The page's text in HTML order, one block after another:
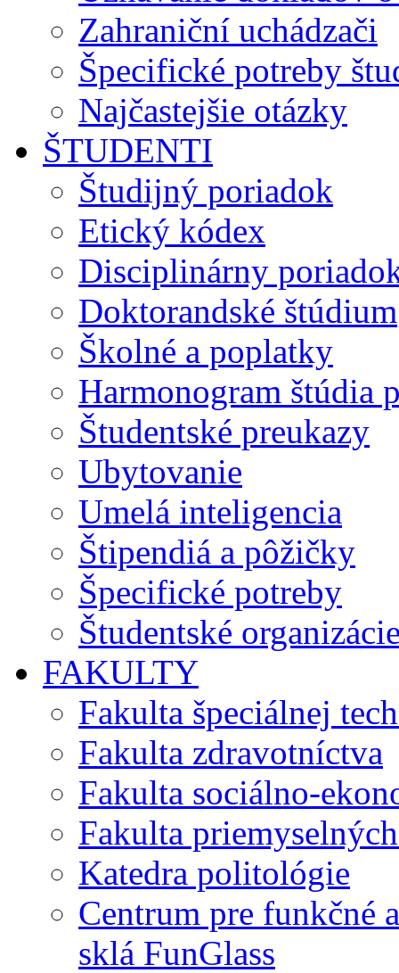
Zahraniční uchádzači
Špecifické potreby
Najčastejšie otázky
ŠTUDENTI
Študijný poriadok
Etický kódex
Disciplinárny
Doktorandské štúdium
Školné a poplatky
Harmonogram štúdia
Študentské preukazy
Ubytovanie
Umelá inteligencia
Štipendiá a pôžičky
Špecifické potreby
Študentské
FAKULTY
Fakulta špeciálnej
Fakulta zdravotníctva
Fakulta sociálno-
Fakulta
Katedra politológie
Centrum pre funkčné
sklá FunGlass